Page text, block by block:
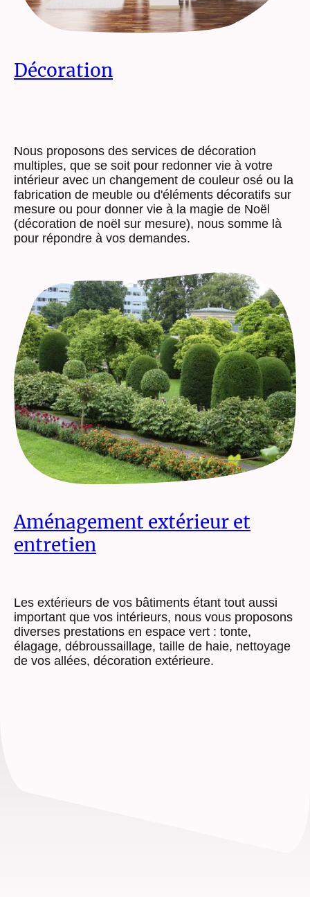
Décoration
Nous proposons des services de décoration
multiples, que se soit pour redonner vie à votre
intérieur avec un changement de couleur osé ou la
fabrication de meuble ou d'éléments décoratifs sur
mesure ou pour donner vie à la magie de Noël
(décoration de noël sur mesure), nous somme là
pour répondre à vos demandes.
Aménagement extérieur et
entretien
Les extérieurs de vos bâtiments étant tout aussi
important que vos intérieurs, nous vous proposons
diverses prestations en espace vert : tonte,
élagage, débroussaillage, taille de haie, nettoyage
de vos allées, décoration extérieure.